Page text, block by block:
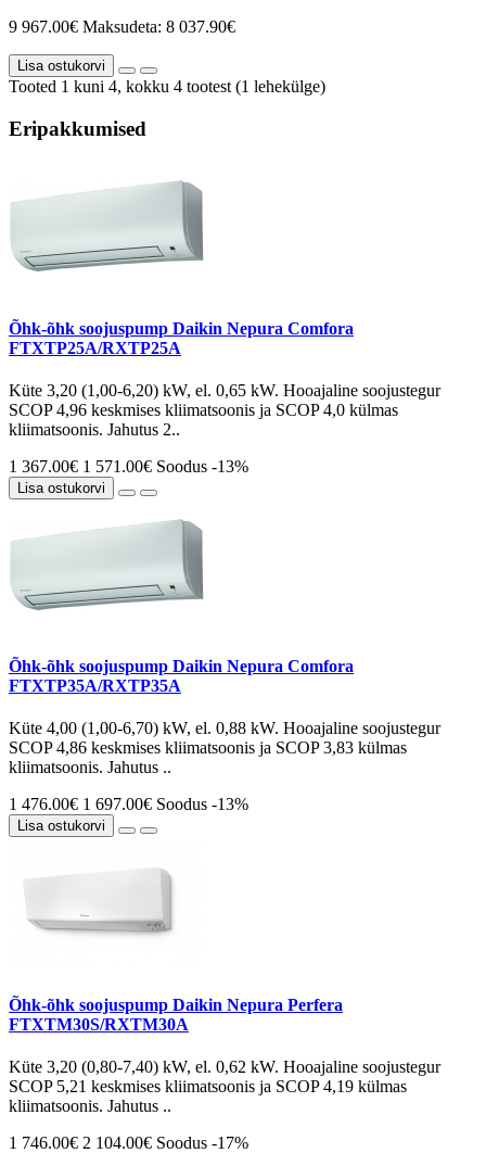
9 967.00€ Maksudeta: 8 037.90€
Lisa ostukorvi
Tooted 1 kuni 4, kokku 4 tootest (1 lehekülge)
Eripakkumised
Õhk-õhk soojuspump Daikin Nepura Comfora
FTXTP25A/RXTP25A
Küte 3,20 (1,00-6,20) kW, el. 0,65 kW. Hooajaline soojustegur
SCOP 4,96 keskmises kliimatsoonis ja SCOP 4,0 külmas
kliimatsoonis. Jahutus 2..
1 367.00€ 1 571.00€ Soodus -13%
Lisa ostukorvi
Õhk-õhk soojuspump Daikin Nepura Comfora
FTXTP35A/RXTP35A
Küte 4,00 (1,00-6,70) kW, el. 0,88 kW. Hooajaline soojustegur
SCOP 4,86 keskmises kliimatsoonis ja SCOP 3,83 külmas
kliimatsoonis. Jahutus ..
1 476.00€ 1 697.00€ Soodus -13%
Lisa ostukorvi
Õhk-õhk soojuspump Daikin Nepura Perfera
FTXTM30S/RXTM30A
Küte 3,20 (0,80-7,40) kW, el. 0,62 kW. Hooajaline soojustegur
SCOP 5,21 keskmises kliimatsoonis ja SCOP 4,19 külmas
kliimatsoonis. Jahutus ..
1 746.00€ 2 104.00€ Soodus -17%